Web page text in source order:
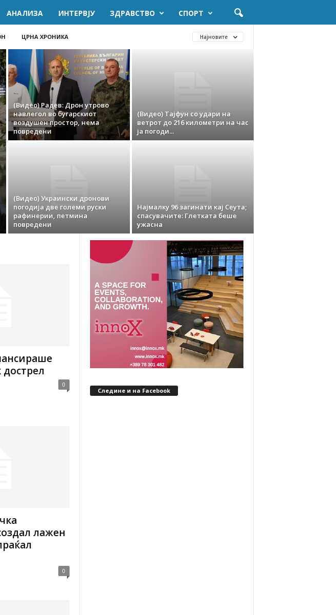
AНАЛИЗА ИНТЕРВЈУ ЗДРАВСТВО СПОРТ
ЦРНА ХРОНИКА Најновите
(Видео) Радев: Дрон утрово
навлегол во бугарскиот
воздушен простор, нема
повредени
(Видео) Тајфун со удари на
ветрот до 216 километри на час
ја погоди...
(Видео) Украински дронови
погодија две големи руски
рафинерии, петмина
повредени
Најмалку 96 загинати кај Сеута;
спасувачите: Глетката беше
ужасна
дострел
0
лажен
0
Следине и на Facebook